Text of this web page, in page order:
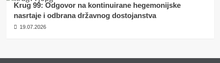
Krug 99: Odgovor na kontinuirane hegemonijske
nasrtaje i odbrana državnog dostojanstva
19.07.2026